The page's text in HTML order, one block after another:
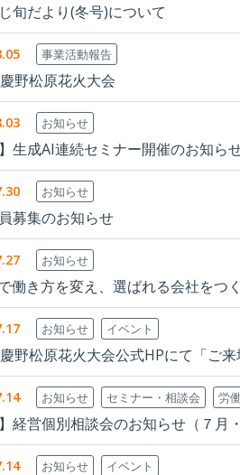
旬だより(冬号)について
事業活動報告
野松原花火大会
お知らせ
】生成AI連続セミナー開催のお知ら
お知らせ
募集のお知らせ
お知らせ
働き方を変え、選ばれる会社をつ
お知らせ イベント
野松原花火大会公式HPにて「ご
お知らせ セミナー・相談会 労
】経営個別相談会のお知らせ（７月
お知らせ イベント